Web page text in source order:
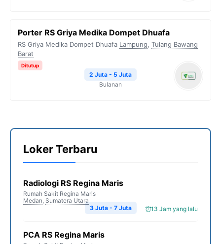
Porter RS Griya Medika Dompet Dhuafa
RS Griya Medika Dompet Dhuafa Lampung, Tulang Bawang
Barat
Ditutup
2 Juta - 5 Juta
Bulanan
Loker Terbaru
Radiologi RS Regina Maris
Rumah Sakit Regina Maris
Medan, Sumatera Utara
13 Jam yang lalu
3 Juta - 7 Juta
PCA RS Regina Maris